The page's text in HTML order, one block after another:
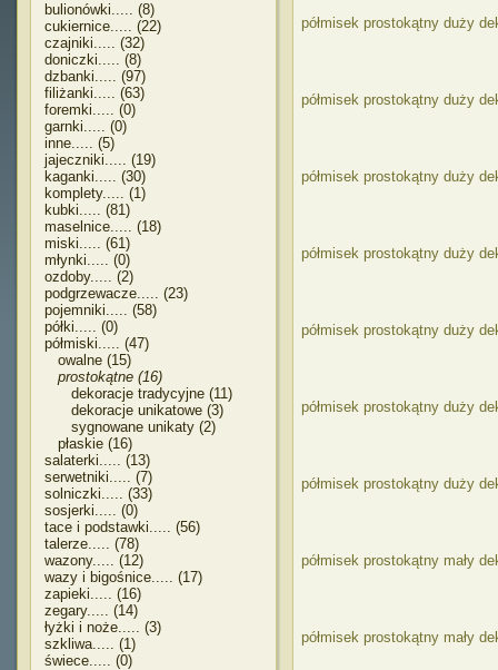
bulionówki..... (8)
cukiernice..... (22)
czajniki..... (32)
doniczki..... (8)
dzbanki..... (97)
filiżanki..... (63)
foremki..... (0)
garnki..... (0)
inne..... (5)
jajeczniki..... (19)
kaganki..... (30)
komplety..... (1)
kubki..... (81)
maselnice..... (18)
miski..... (61)
młynki..... (0)
ozdoby..... (2)
podgrzewacze..... (23)
pojemniki..... (58)
półki..... (0)
półmiski..... (47)
owalne (15)
prostokątne (16)
dekoracje tradycyjne (11)
dekoracje unikatowe (3)
sygnowane unikaty (2)
płaskie (16)
salaterki..... (13)
serwetniki..... (7)
solniczki..... (33)
sosjerki..... (0)
tace i podstawki..... (56)
talerze..... (78)
wazony..... (12)
wazy i bigośnice..... (17)
zapieki..... (16)
zegary..... (14)
łyżki i noże..... (3)
szkliwa..... (1)
świece..... (0)
półmisek prostokątny duży
półmisek prostokątny duży
półmisek prostokątny duży
półmisek prostokątny duży
półmisek prostokątny duży
półmisek prostokątny duży
półmisek prostokątny duży
półmisek prostokątny mały
półmisek prostokątny mały